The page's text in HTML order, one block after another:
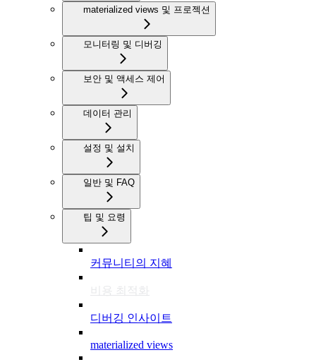
materialized views 및 프로젝션
모니터링 및 디버깅
보안 및 액세스 제어
데이터 관리
설정 및 설치
일반 및 FAQ
팁 및 요령
커뮤니티의 지혜
비용 최적화
디버깅 인사이트
materialized views